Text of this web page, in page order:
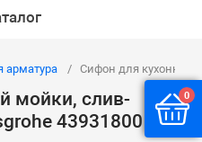
арматура Сифон для кухонной
мойки, слив-
43931800
0